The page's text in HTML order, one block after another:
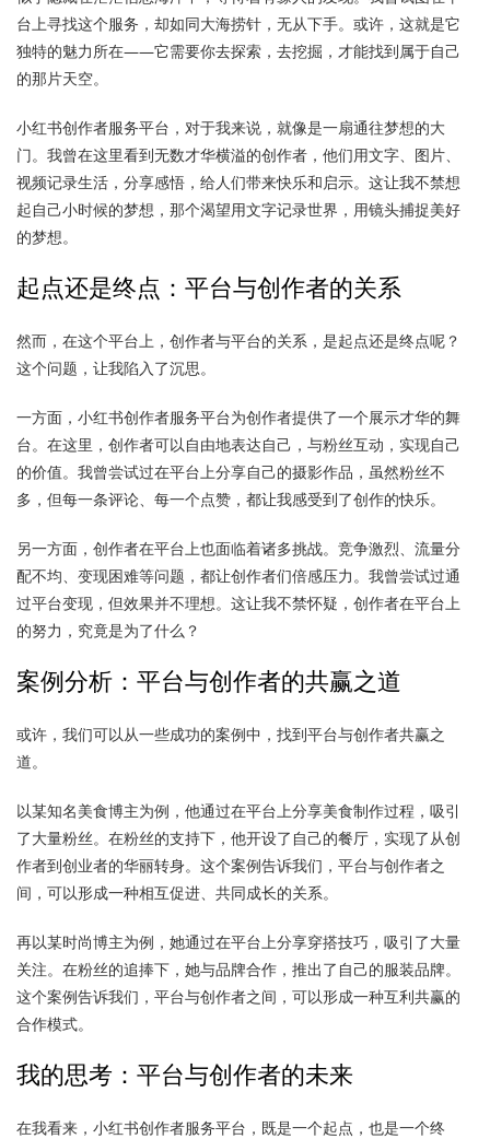
台上寻找这个服务，却如同大海捞针，无从下手。或许，这就是它
独特的魅力所在——它需要你去探索，去挖掘，才能找到属于自己
的那片天空。
小红书创作者服务平台，对于我来说，就像是一扇通往梦想的大
门。我曾在这里看到无数才华横溢的创作者，他们用文字、图片、
视频记录生活，分享感悟，给人们带来快乐和启示。这让我不禁想
起自己小时候的梦想，那个渴望用文字记录世界，用镜头捕捉美好
的梦想。
起点还是终点：平台与创作者的关系
然而，在这个平台上，创作者与平台的关系，是起点还是终点呢？
这个问题，让我陷入了沉思。
一方面，小红书创作者服务平台为创作者提供了一个展示才华的舞
台。在这里，创作者可以自由地表达自己，与粉丝互动，实现自己
的价值。我曾尝试过在平台上分享自己的摄影作品，虽然粉丝不
多，但每一条评论、每一个点赞，都让我感受到了创作的快乐。
另一方面，创作者在平台上也面临着诸多挑战。竞争激烈、流量分
配不均、变现困难等问题，都让创作者们倍感压力。我曾尝试过通
过平台变现，但效果并不理想。这让我不禁怀疑，创作者在平台上
的努力，究竟是为了什么？
案例分析：平台与创作者的共赢之道
或许，我们可以从一些成功的案例中，找到平台与创作者共赢之
道。
以某知名美食博主为例，他通过在平台上分享美食制作过程，吸引
了大量粉丝。在粉丝的支持下，他开设了自己的餐厅，实现了从创
作者到创业者的华丽转身。这个案例告诉我们，平台与创作者之
间，可以形成一种相互促进、共同成长的关系。
再以某时尚博主为例，她通过在平台上分享穿搭技巧，吸引了大量
关注。在粉丝的追捧下，她与品牌合作，推出了自己的服装品牌。
这个案例告诉我们，平台与创作者之间，可以形成一种互利共赢的
合作模式。
我的思考：平台与创作者的未来
在我看来，小红书创作者服务平台，既是一个起点，也是一个终